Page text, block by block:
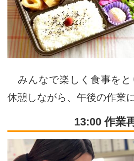
みんなで楽しく食事をと
休憩しながら、午後の作業
13:00 作業